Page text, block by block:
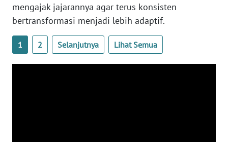
mengajak jajarannya agar terus konsisten
bertransformasi menjadi lebih adaptif.
1 2 Selanjutnya Lihat Semua
WN
SUMSEL
WN
BENGKULU